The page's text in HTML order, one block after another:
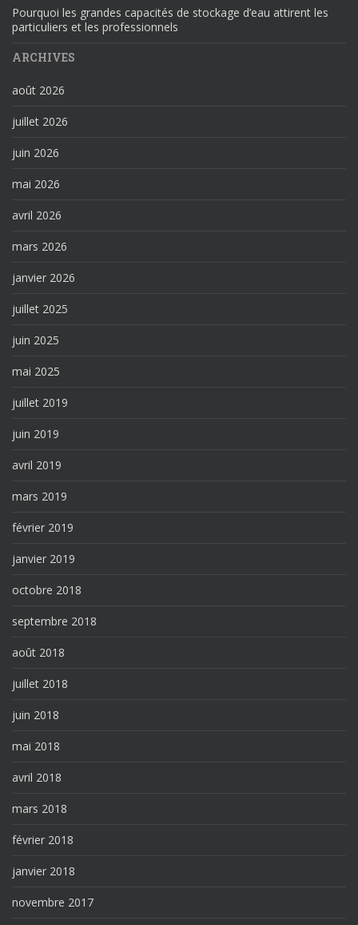
Pourquoi les grandes capacités de stockage d’eau attirent les
particuliers et les professionnels
ARCHIVES
août 2026
juillet 2026
juin 2026
mai 2026
avril 2026
mars 2026
janvier 2026
juillet 2025
juin 2025
mai 2025
juillet 2019
juin 2019
avril 2019
mars 2019
février 2019
janvier 2019
octobre 2018
septembre 2018
août 2018
juillet 2018
juin 2018
mai 2018
avril 2018
mars 2018
février 2018
janvier 2018
novembre 2017